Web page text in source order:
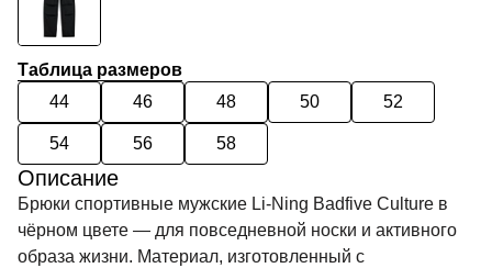
Таблица размеров
44
46 48 50 52
54 56 58
Описание
Брюки спортивные мужские Li-Ning Badfive Culture в
чёрном цвете — для повседневной носки и активного
образа жизни. Материал, изготовленный с